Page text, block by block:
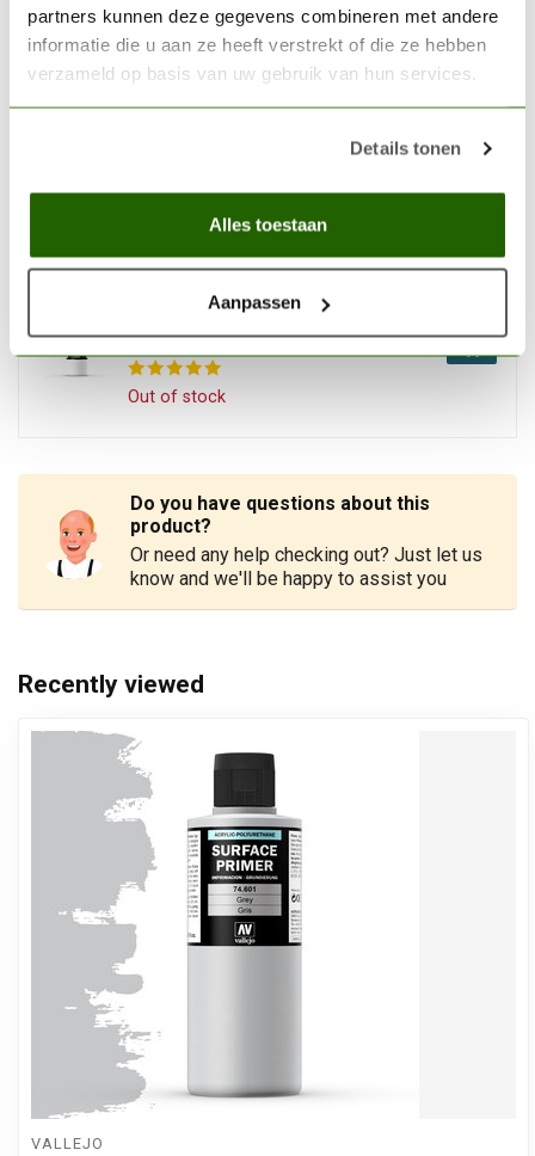
partners kunnen deze gegevens combineren met andere
informatie die u aan ze heeft verstrekt of die ze hebben
verzameld op basis van uw gebruik van hun services.
Details tonen
Alles toestaan
Aanpassen
White - 200ml - 74600 €15,42
Improver - 200ml - 71562
Out of stock
€12,88
Do you have questions about this
product?
Or need any help checking out? Just let us
know and we'll be happy to assist you
Recently viewed
VALLEJO